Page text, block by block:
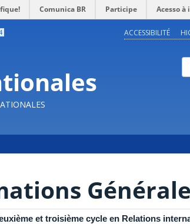
Comunica BR Participe Acesso
ACCESSIBILITÉ
et troisième cycle en Relations i